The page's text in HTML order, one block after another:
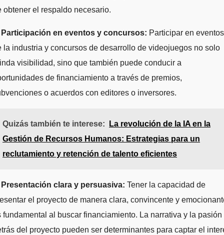
obtener el respaldo necesario.
Participación en eventos y concursos: Participar en eventos
la industria y concursos de desarrollo de videojuegos no solo
visibilidad, sino que también puede conducir a
de financiamiento a través de premios,
o acuerdos con editores o inversores.
Quizás también te interese:
La revolución de la IA en la
Gestión de Recursos Humanos: Estrategias para un
reclutamiento y retención de talento eficientes
Presentación clara y persuasiva: Tener la capacidad de
el proyecto de manera clara, convincente y
fundamental al buscar financiamiento. La narrativa y la pasión
del proyecto pueden ser determinantes para captar el